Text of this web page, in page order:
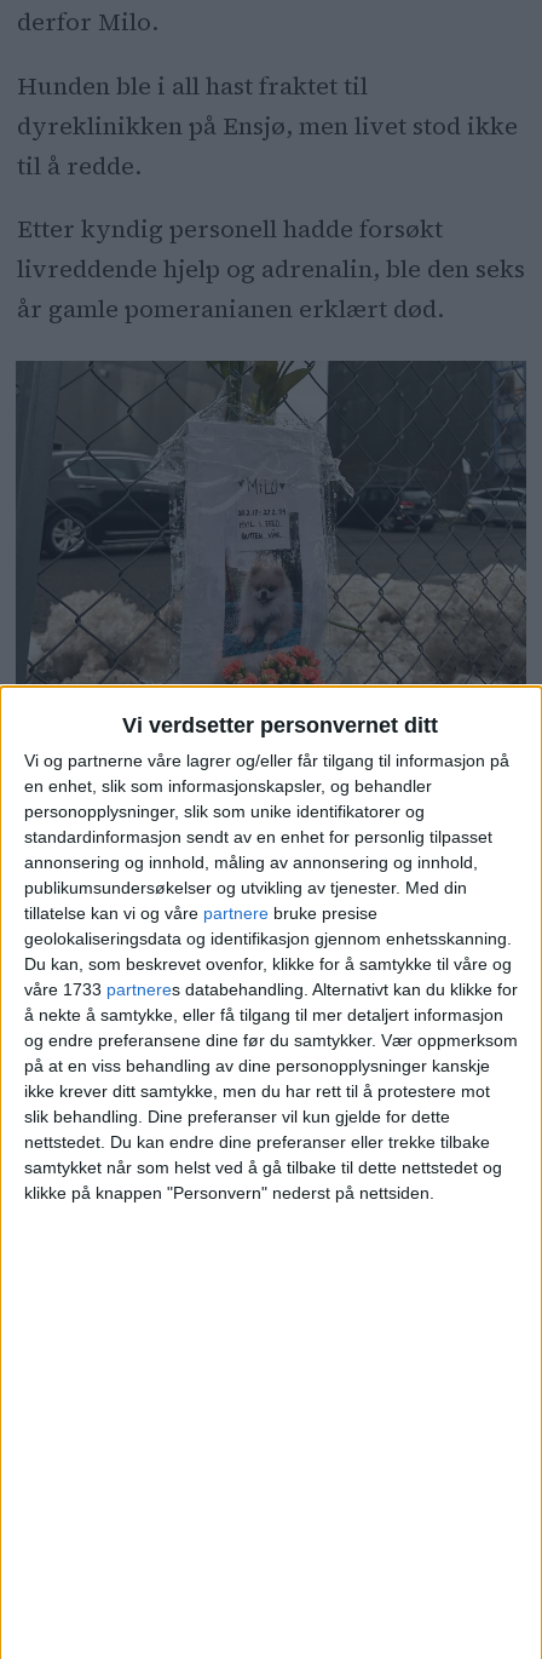
Vi verdsetter personvernet ditt
Vi og partnerne våre lagrer og/eller får tilgang til informasjon på
en enhet, slik som informasjonskapsler, og behandler
personopplysninger, slik som unike identifikatorer og
standardinformasjon sendt av en enhet for personlig tilpasset
annonsering og innhold, måling av annonsering og innhold,
publikumsundersøkelser og utvikling av tjenester. Med din
tillatelse kan vi og våre partnere bruke presise
geolokaliseringsdata og identifikasjon gjennom enhetsskanning.
Du kan, som beskrevet ovenfor, klikke for å samtykke til våre og
våre 1733 partneres databehandling. Alternativt kan du klikke for
å nekte å samtykke, eller få tilgang til mer detaljert informasjon
og endre preferansene dine før du samtykker. Vær oppmerksom
på at en viss behandling av dine personopplysninger kanskje
ikke krever ditt samtykke, men du har rett til å protestere mot
slik behandling. Dine preferanser vil kun gjelde for dette
nettstedet. Du kan endre dine preferanser eller trekke tilbake
samtykket når som helst ved å gå tilbake til dette nettstedet og
klikke på knappen "Personvern" nederst på nettsiden.
derfor Milo.
Hunden ble i all hast fraktet til
dyreklinikken på Ensjø, men livet stod ikke
til å redde.
Etter kyndig personell hadde forsøkt
livreddende hjelp og adrenalin, ble den seks
år gamle pomeranianen erklært død.
Det ble opprettet et minnesmerke på Veitvet for
Milo i etterkant av hendelsen. Foto: Privat
Skal ha angrepet barn
Kaye Reyes bestemte seg for å forsøke å
finne identiteten til eieren av schæferen, og
etter hun la ut et innlegg i en
nabolagsgruppe på Facebook ble det fort
klart at både hunden og eieren er godt kjent
i lokalmiljøet.